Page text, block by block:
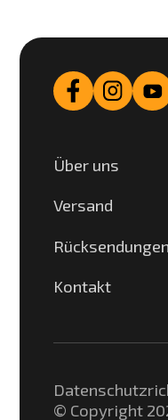
Über uns
Versand
Rücksendungen
Kontakt
© Copyright